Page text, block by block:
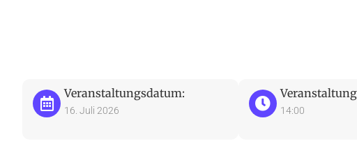
Veranstaltungsdatum:
16. Juli 2026 14:00